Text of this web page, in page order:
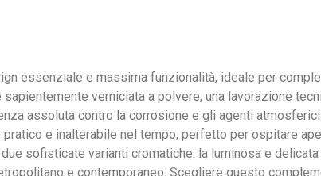
essenziale e massima funzionalità, ideale per
verniciata a polvere, una lavorazione
assoluta contro la corrosione e gli agenti
e inalterabile nel tempo, perfetto per ospitare
sofisticate varianti cromatiche: la luminosa e
e contemporaneo. Scegliere questo